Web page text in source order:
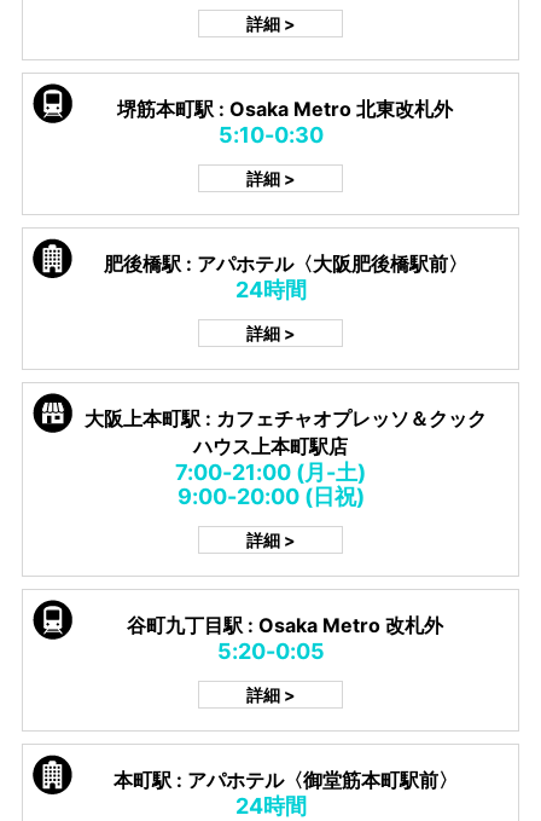
詳細 >
堺筋本町駅 : Osaka Metro 北東改札外
5:10-0:30
詳細 >
肥後橋駅 : アパホテル〈大阪肥後橋駅前〉
24時間
詳細 >
大阪上本町駅 : カフェチャオプレッソ＆クック
ハウス上本町駅店
7:00-21:00 (月-土)
9:00-20:00 (日祝)
詳細 >
谷町九丁目駅 : Osaka Metro 改札外
5:20-0:05
詳細 >
本町駅 : アパホテル〈御堂筋本町駅前〉
24時間